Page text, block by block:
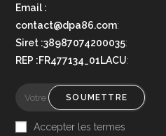
Email :
contact@dpa86.com:
Siret :38987074200035:
REP :FR477134_01LACU:
SOUMETTRE
Accepter les termes